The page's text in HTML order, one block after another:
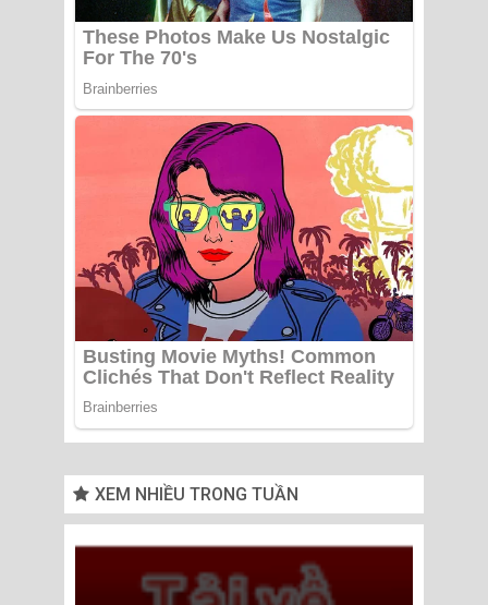
XEM NHIỀU TRONG TUẦN